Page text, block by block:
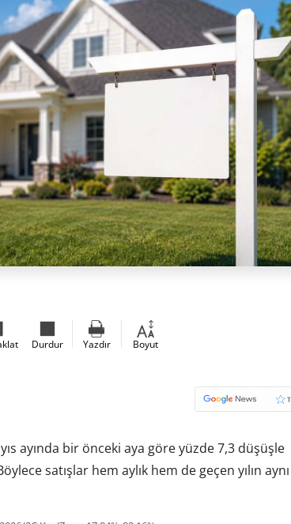
Durdur Yazdır Boyut
ayında bir önceki aya göre yüzde 7,3 düşüşle
satışlar hem aylık hem de geçen yılın aynı